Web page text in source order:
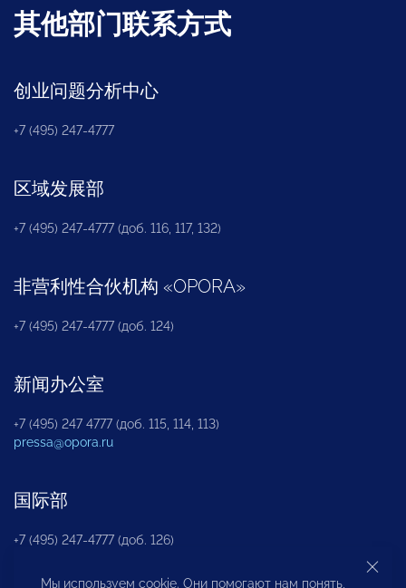
其他部门联系方式
创业问题分析中心
+7 (495) 247-4777
区域发展部
+7 (495) 247-4777 (доб. 116, 117, 132)
非营利性合伙机构 «OPORA»
+7 (495) 247-4777 (доб. 124)
新闻办公室
+7 (495) 247 4777 (доб. 115, 114, 113)
pressa@opora.ru
国际部
+7 (495) 247-4777 (доб. 126)
Мы используем cookie. Они помогают нам понять,